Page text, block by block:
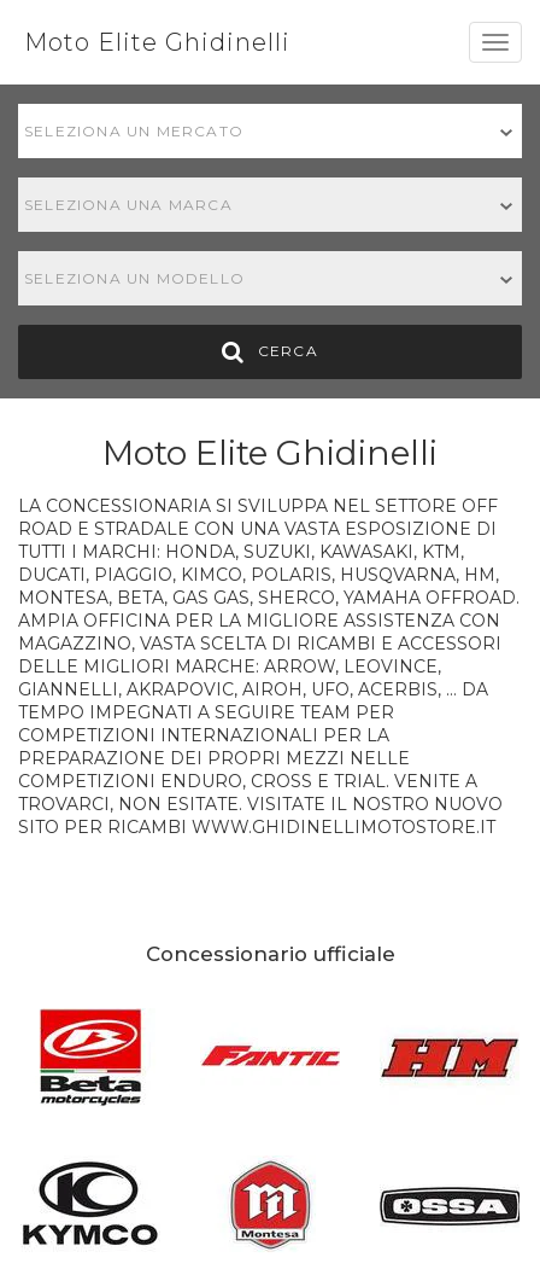
Moto Elite Ghidinelli
SELEZIONA UN MERCATO
SELEZIONA UNA MARCA
SELEZIONA UN MODELLO
CERCA
Moto Elite Ghidinelli
LA CONCESSIONARIA SI SVILUPPA NEL SETTORE OFF
ROAD E STRADALE CON UNA VASTA ESPOSIZIONE DI
TUTTI I MARCHI: HONDA, SUZUKI, KAWASAKI, KTM,
DUCATI, PIAGGIO, KIMCO, POLARIS, HUSQVARNA, HM,
MONTESA, BETA, GAS GAS, SHERCO, YAMAHA OFFROAD.
AMPIA OFFICINA PER LA MIGLIORE ASSISTENZA CON
MAGAZZINO, VASTA SCELTA DI RICAMBI E ACCESSORI
DELLE MIGLIORI MARCHE: ARROW, LEOVINCE,
GIANNELLI, AKRAPOVIC, AIROH, UFO, ACERBIS, ... DA
TEMPO IMPEGNATI A SEGUIRE TEAM PER
COMPETIZIONI INTERNAZIONALI PER LA
PREPARAZIONE DEI PROPRI MEZZI NELLE
COMPETIZIONI ENDURO, CROSS E TRIAL. VENITE A
TROVARCI, NON ESITATE. VISITATE IL NOSTRO NUOVO
SITO PER RICAMBI WWW.GHIDINELLIMOTOSTORE.IT
Concessionario ufficiale